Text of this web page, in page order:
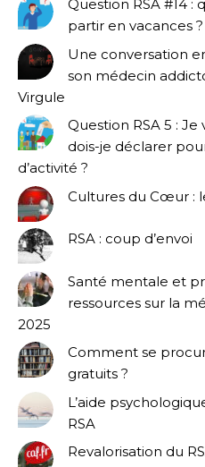
Question RSA #14
partir en vacances ?
Une conversation
son médecin
Virgule
Question RSA 5 :
dois-je déclarer
d’activité ?
Cultures du Cœur :
RSA : coup d’envoi
Santé mentale et
ressources sur la
2025
Comment se
gratuits ?
L’aide
RSA
Revalorisation du